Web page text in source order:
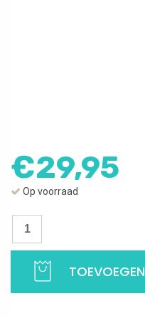
€29,95
Op voorraad
Levensboom
Oorstekers